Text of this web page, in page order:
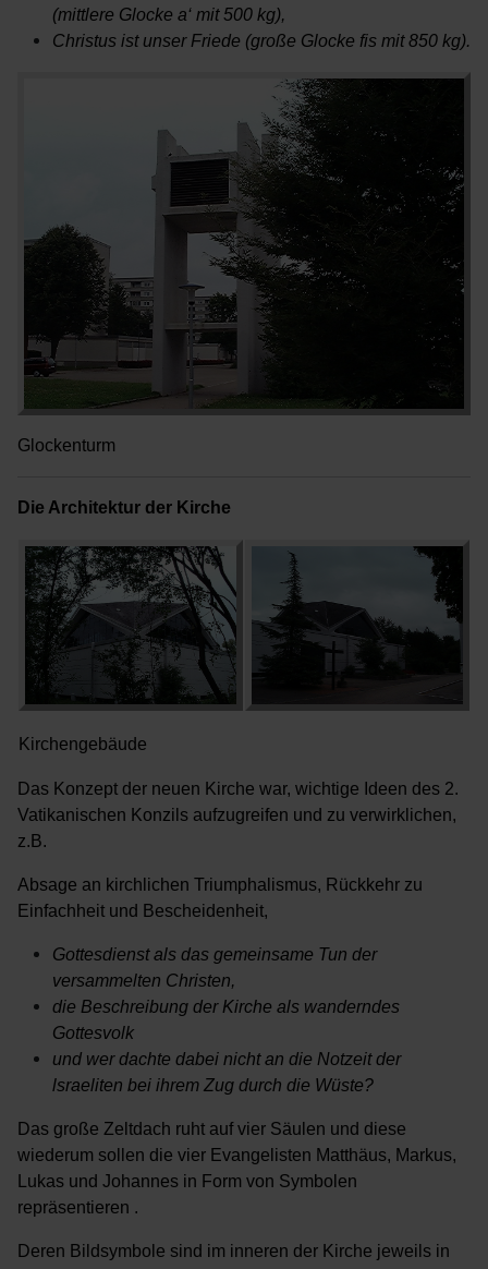
(mittlere Glocke a‘ mit 500 kg),
Christus ist unser Friede (große Glocke fis mit 850 kg).
Glockenturm
Die Architektur der Kirche
Kirchengebäude
Das Konzept der neuen Kirche war, wichtige Ideen des 2.
Vatikanischen Konzils aufzugreifen und zu verwirklichen,
z.B.
Absage an kirchlichen Triumphalismus, Rückkehr zu
Einfachheit und Bescheidenheit,
Gottesdienst als das gemeinsame Tun der
versammelten Christen,
die Beschreibung der Kirche als wanderndes
Gottesvolk
und wer dachte dabei nicht an die Notzeit der
lsraeliten bei ihrem Zug durch die Wüste?
Das große Zeltdach ruht auf vier Säulen und diese
wiederum sollen die vier Evangelisten Matthäus, Markus,
Lukas und Johannes in Form von Symbolen
repräsentieren .
Deren Bildsymbole sind im inneren der Kirche jeweils in